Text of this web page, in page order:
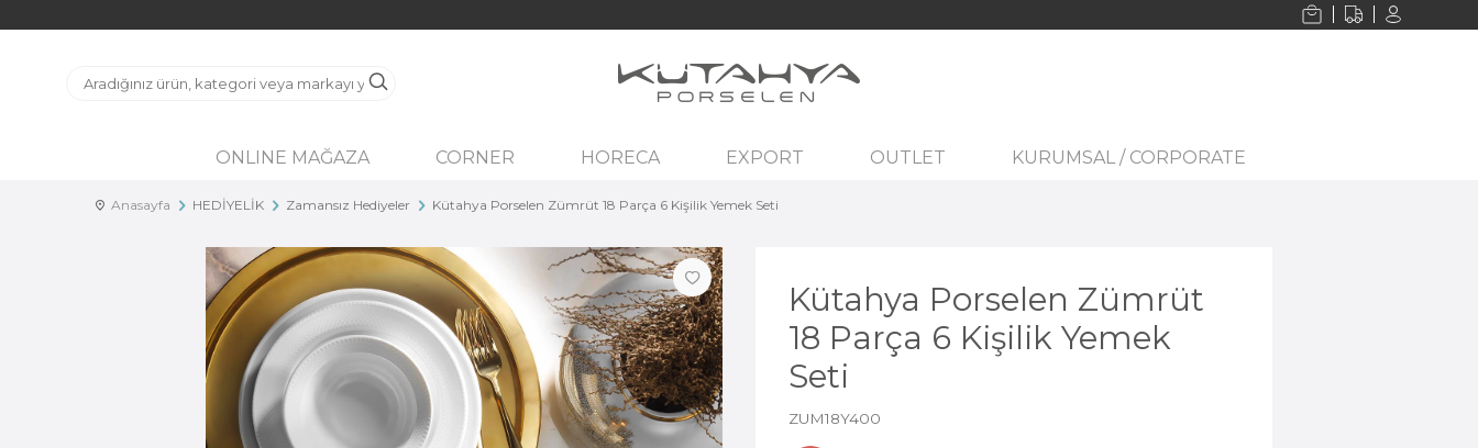
ONLINE MAĞAZA CORNER HORECA EXPORT OUTLET KURUMSAL / CORPORATE
Anasayfa HEDİYELİK Zamansız Hediyeler Kütahya Porselen Zümrüt 18 Parça 6 Kişilik Yemek Seti
Kütahya Porselen Zümrüt
18 Parça 6 Kişilik Yemek
Seti
ZUM18Y400